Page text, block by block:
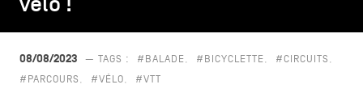
secondaire
08/08/2023 — TAGS : #BALADE #BICYCLETTE
#CIRCUITS
#PARCOURS
#VÉLO #VTT